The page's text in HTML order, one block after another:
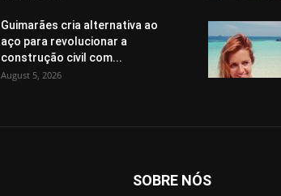
Guimarães cria alternativa ao
aço para revolucionar a
construção civil com...
August 5, 2026
SOBRE NÓS